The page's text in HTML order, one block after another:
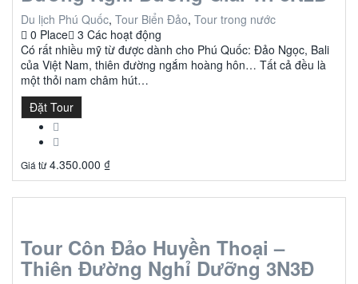
Du lịch Phú Quốc, Tour Biển Đảo, Tour trong nước
0 Place 3 Các hoạt động
Có rất nhiều mỹ từ được dành cho Phú Quốc: Đảo Ngọc, Bali
của Việt Nam, thiên đường ngắm hoàng hôn… Tất cả đều là
một thỏi nam châm hút…
Đặt Tour
Giá từ 4.350.000 ₫
Tour Côn Đảo Huyền Thoại –
Thiên Đường Nghỉ Dưỡng 3N3Đ